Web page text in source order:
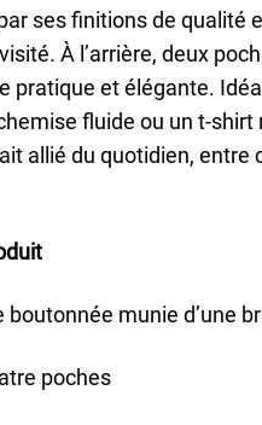
ses finitions de qualité
À l’arrière, deux
pratique et élégante.
fluide ou un t-shirt
allié du quotidien, entre
boutonnée munie d’une
poches